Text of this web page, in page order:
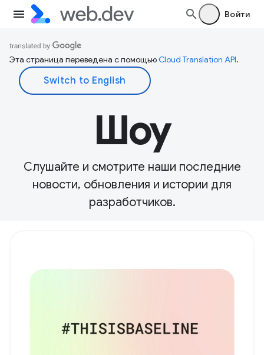
Войти
Эта страница переведена с помощьюCloud Translation API.
Шоу
Слушайте и смотрите наши последние
новости, обновления и истории для
разработчиков.